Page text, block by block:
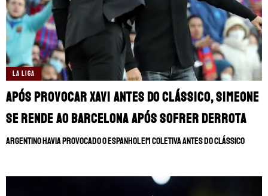
LA LIGA
Após provocar Xavi antes do clássico, Simeone
se rende ao Barcelona após sofrer derrota
Argentino havia provocado o espanhol em coletiva antes do clássico